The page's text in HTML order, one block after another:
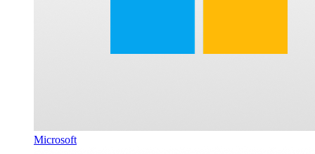
Microsoft